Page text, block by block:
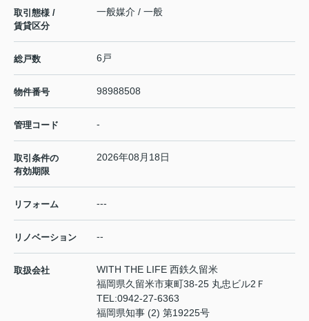
取引態様 /
賃貸区分
一般媒介 / 一般
総戸数 6戸
物件番号 98988508
管理コード -
取引条件の
有効期限
2026年08月18日
リフォーム ---
リノベーション --
取扱会社
WITH THE LIFE 西鉄久留米
福岡県久留米市東町38-25 丸忠ビル2Ｆ
TEL:0942-27-6363
福岡県知事 (2) 第19225号